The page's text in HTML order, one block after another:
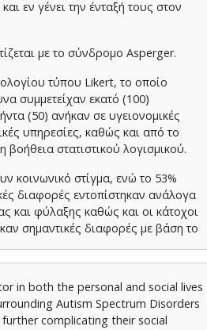
εν γένει την ένταξή τους στον
με το σύνδρομο Asperger.
τύπου Likert, το οποίο
συμμετείχαν εκατό (100)
(50) ανήκαν σε υγειονομικές
υπηρεσίες, καθώς και από το
στατιστικού λογισμικού.
κοινωνικό στίγμα, ενώ το 53%
διαφορές εντοπίστηκαν ανάλογα
και φύλαξης καθώς και οι κάτοχοι
σημαντικές διαφορές με βάση το
διαβαθμισμένο
με σύνδρομο AS και οι
in both the personal and social lives
Autism Spectrum Disorders
complicating their social